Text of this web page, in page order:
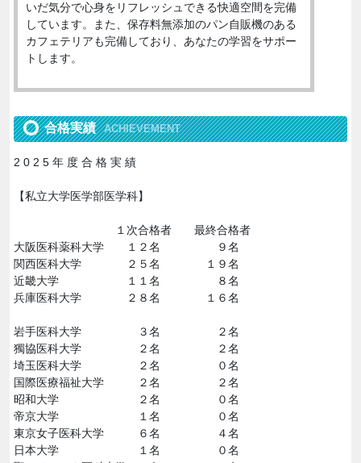
いだ気分で心身をリフレッシュできる快適空間を完備
しています。また、保存料無添加のパン自販機のある
カフェテリアも完備しており、あなたの学習をサポー
トします。
合格実績 ACHIEVEMENT
2 0 2 5 年 度 合 格 実 績
【私立大学医学部医学科】
１次合格者 最終合格者
大阪医科薬科大学 １２名 ９名
関西医科大学 ２５名 １９名
近畿大学 １１名 ８名
兵庫医科大学 ２８名 １６名
岩手医科大学 ３名 ２名
獨協医科大学 ２名 ２名
埼玉医科大学 ２名 ０名
国際医療福祉大学 ２名 ２名
昭和大学 ２名 ０名
帝京大学 １名 ０名
東京女子医科大学 ６名 ４名
日本大学 １名 ０名